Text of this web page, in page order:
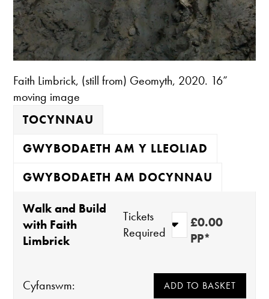
Faith Limbrick, (still from) Geomyth, 2020. 16”
moving image
TOCYNNAU
GWYBODAETH AM Y LLEOLIAD
GWYBODAETH AM DOCYNNAU
Walk and Build
with Faith
Limbrick
Tickets
Required
£0.00
PP*
Cyfanswm: